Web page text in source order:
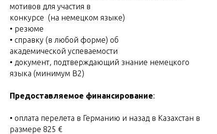
мотивов для участия в
конкурсе (на немецком языке)
• резюме
• справку (в любой форме) об
академической успеваемости
• документ, подтверждающий знание немецкого
языка (минимум B2)
Предоставляемое финансирование:
• оплата перелета в Германию и назад в Казахстан в
размере 825 €